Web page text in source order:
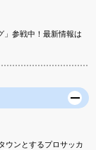
」参戦中！最新情報は
ウンとするプロサッカ